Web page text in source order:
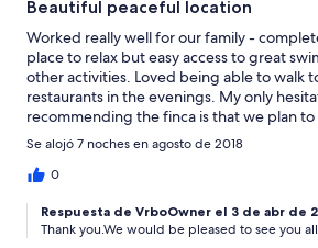
Beautiful peaceful location
Worked really well for our family -
place to relax but easy access to great
other activities. Loved being able to walk
restaurants in the evenings. My only
recommending the finca is that we plan
want it all booked up!
Se alojó 7 noches en agosto de 2018
0
Respuesta de VrboOwner el 3 de abr de
Thank you.We would be pleased to see you